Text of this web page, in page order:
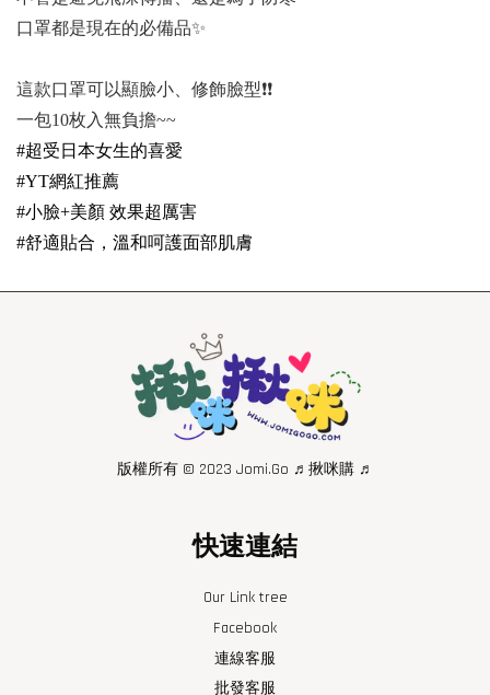
口罩都是現在的必備品✨
這款口罩可以顯臉小、修飾臉型❗️❗️
一包10枚入無負擔~~
#超受日本女生的喜愛
#YT網紅推薦
#小臉+美顏 效果超厲害
#舒適貼合，溫和呵護面部肌膚
版權所有 © 2023 Jomi.Go ♬揪咪購 ♬
快速連結
Our Link tree
Facebook
連線客服
批發客服